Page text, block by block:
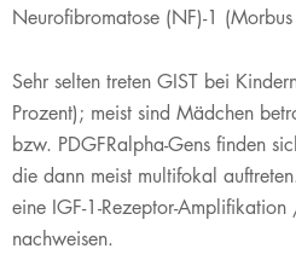
Neurofibromatose (NF)-1
Sehr selten treten GIST bei
Prozent); meist sind Mädchen
bzw. PDGFRalpha-Gens finden
die dann meist multifokal
eine IGF-1-Rezeptor-
nachweisen.